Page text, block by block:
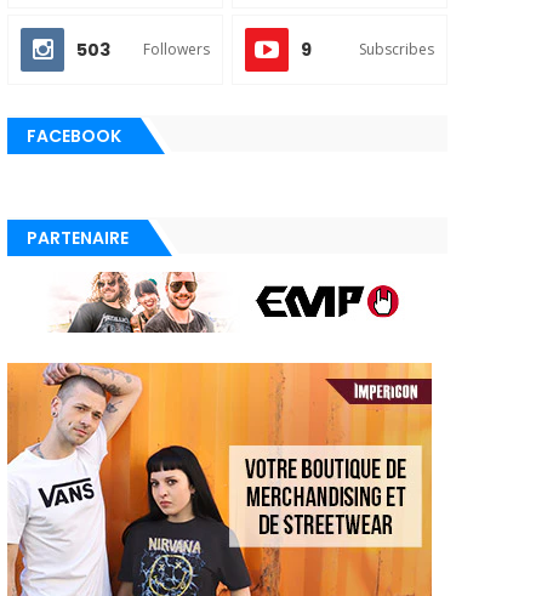
503 Followers 9 Subscribes
FACEBOOK
PARTENAIRE